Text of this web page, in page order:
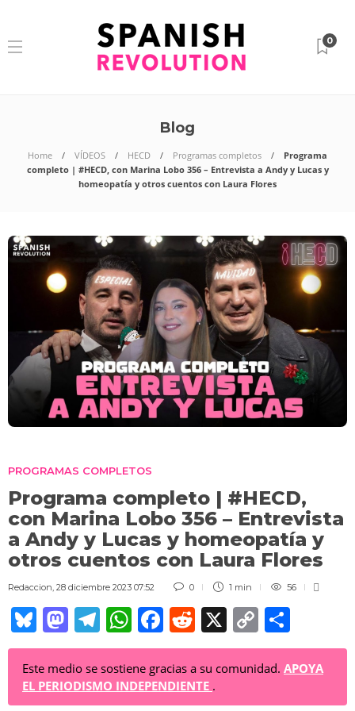
0
Blog
Home VÍDEOS HECD Programas completos
Programa
completo | #HECD, con Marina Lobo 356 – Entrevista a Andy y Lucas y
homeopatía y otros cuentos con Laura Flores
PROGRAMAS COMPLETOS
Programa completo | #HECD,
con Marina Lobo 356 – Entrevista
a Andy y Lucas y homeopatía y
otros cuentos con Laura Flores
Redaccion 28 diciembre 2023 07:52 0 1 min 56
Bl
u
e
sk
M
a
st
o
T
el
e
gr
W
h
at
s
F
a
c
e
R
e
d
di
X C
o
p
o
m
Este medio se sostiene gracias a su comunidad. APOYA
EL PERIODISMO INDEPENDIENTE .